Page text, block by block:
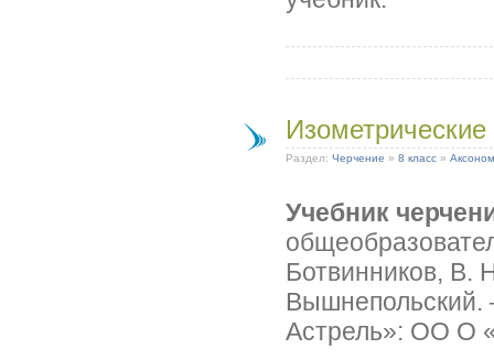
Раздел: Черчение » 8 класс »
Учебник
Ботвинников, В.
Астрель»: ОО О